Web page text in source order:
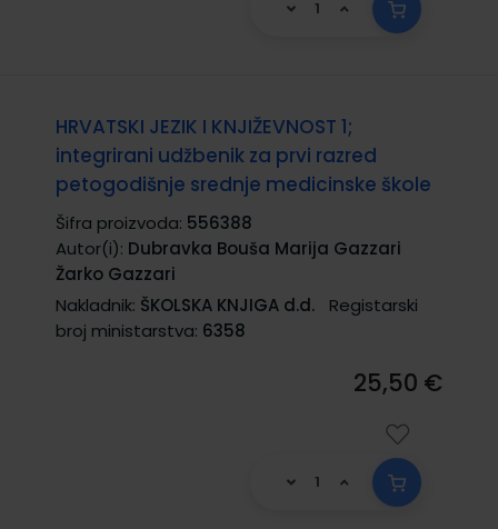
HRVATSKI JEZIK I KNJIŽEVNOST 1;
integrirani udžbenik za prvi razred
petogodišnje srednje medicinske škole
Šifra proizvoda: 556388
Autor(i): Dubravka Bouša Marija Gazzari
Žarko Gazzari
Nakladnik: ŠKOLSKA KNJIGA d.d.
Registarski
broj ministarstva: 6358
25,50 €